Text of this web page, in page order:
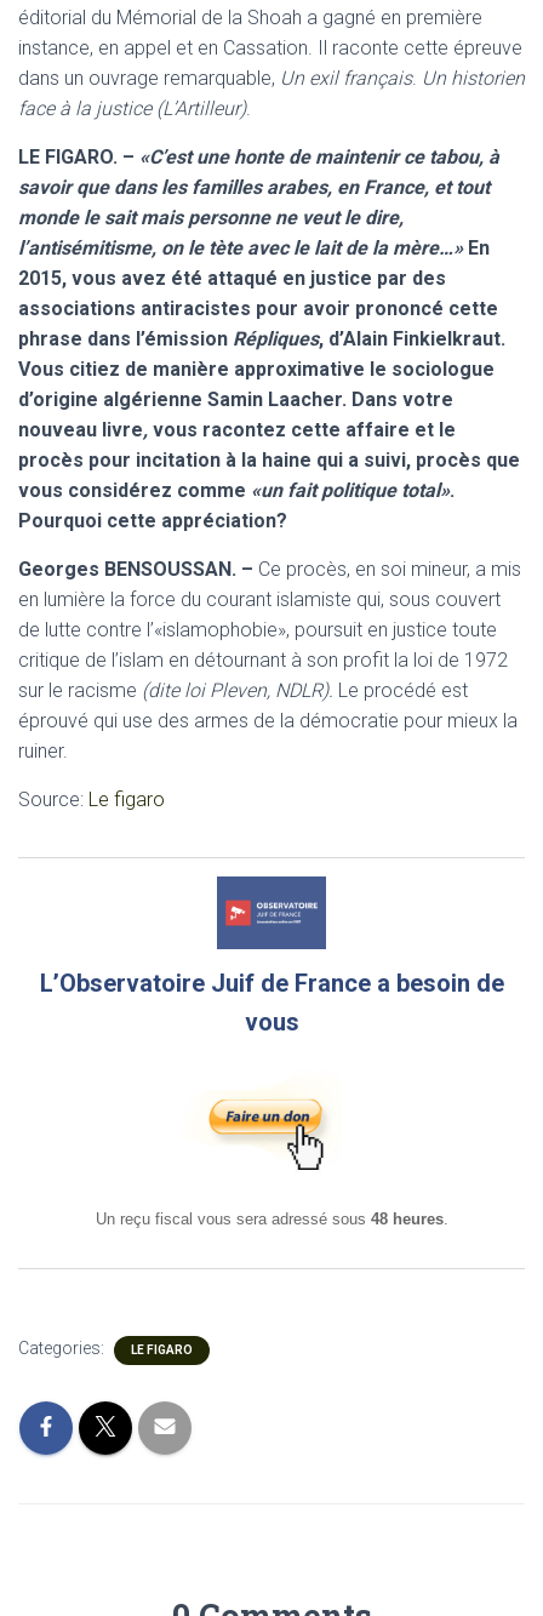
éditorial du Mémorial de la Shoah a gagné en première
instance, en appel et en Cassation. Il raconte cette épreuve
dans un ouvrage remarquable, Un exil français. Un historien
face à la justice (L’Artilleur).
LE FIGARO. – «C’est une honte de maintenir ce tabou, à
savoir que dans les familles arabes, en France, et tout
monde le sait mais personne ne veut le dire,
l’antisémitisme, on le tète avec le lait de la mère…»En
2015, vous avez été attaqué en justice par des
associations antiracistes pour avoir prononcé cette
phrase dans l’émission Répliques, d’Alain Finkielkraut.
Vous citiez de manière approximative le sociologue
d’origine algérienne Samin Laacher. Dans votre
nouveau livre, vous racontez cette affaire et le
procès pour incitation à la haine qui a suivi, procès que
vous considérez comme «un fait politique total».
Pourquoi cette appréciation?
Georges BENSOUSSAN. – Ce procès, en soi mineur, a mis
en lumière la force du courant islamiste qui, sous couvert
de lutte contre l’«islamophobie», poursuit en justice toute
critique de l’islam en détournant à son profit la loi de 1972
sur le racisme (dite loi Pleven, NDLR). Le procédé est
éprouvé qui use des armes de la démocratie pour mieux la
ruiner.
Source: Le figaro
L’Observatoire Juif de France a besoin de
vous
Un reçu fiscal vous sera adressé sous 48 heures.
Categories: LE FIGARO